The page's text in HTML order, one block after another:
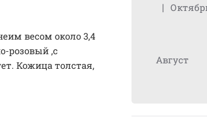
весом около 3,4
розовый ,с
Кожица толстая,
|
Август